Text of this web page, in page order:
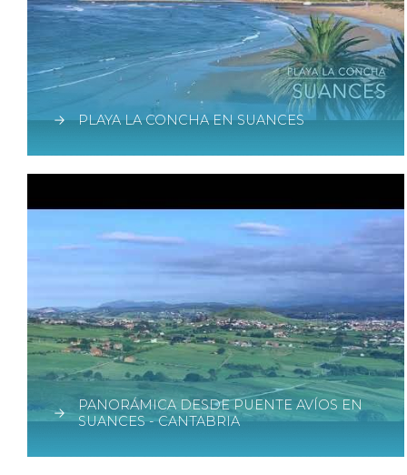
PLAYA LA CONCHA EN SUANCES
PANORÁMICA DESDE PUENTE AVÍOS EN
SUANCES - CANTABRIA